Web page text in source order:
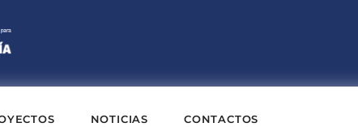
NOTICIAS CONTACTOS